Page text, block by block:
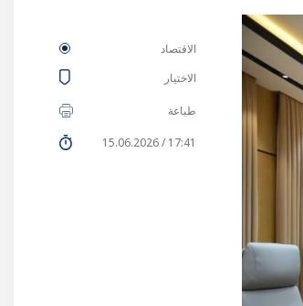
الاقتصاد
الاختيار
طباعة
17:41 / 15.06.2026